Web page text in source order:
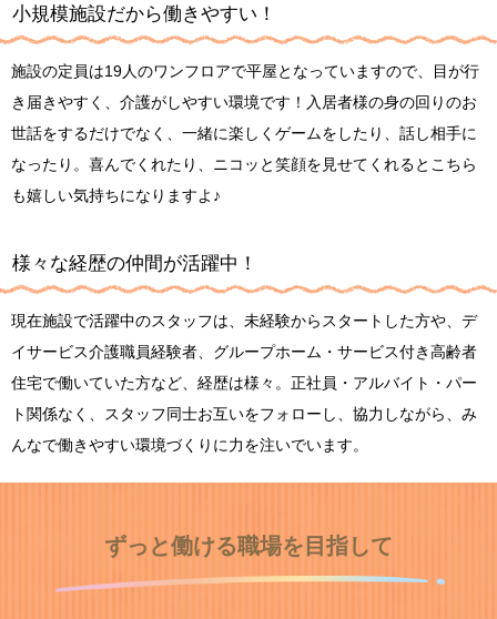
小規模施設だから働きやすい！
施設の定員は19人のワンフロアで平屋となっていますので、目が行
き届きやすく、介護がしやすい環境です！入居者様の身の回りのお
世話をするだけでなく、一緒に楽しくゲームをしたり、話し相手に
なったり。喜んでくれたり、ニコッと笑顔を見せてくれるとこちら
も嬉しい気持ちになりますよ♪
様々な経歴の仲間が活躍中！
現在施設で活躍中のスタッフは、未経験からスタートした方や、デ
イサービス介護職員経験者、グループホーム・サービス付き高齢者
住宅で働いていた方など、経歴は様々。正社員・アルバイト・パー
ト関係なく、スタッフ同士お互いをフォローし、協力しながら、み
んなで働きやすい環境づくりに力を注いでいます。
ずっと働ける職場を目指して